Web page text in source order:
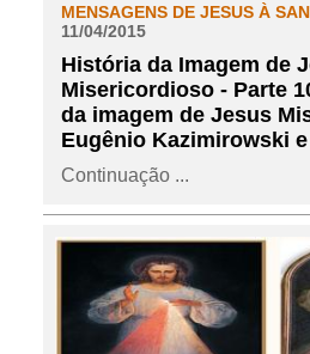
MENSAGENS DE JESUS À
11/04/2015
História da Imagem de
Misericordioso - Parte
da imagem de Jesus
Eugênio Kazimirowski e
Continuação ...